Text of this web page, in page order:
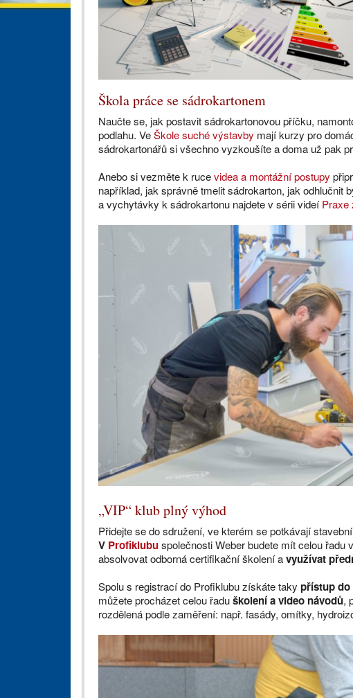
Škola práce se sádrokartonem
Naučte se, jak postavit sádrokartonovou příčku,
podlahu. VeŠkole suché výstavby mají kurzy pro
sádrokartonářů si všechno vyzkoušíte a doma už pak
Anebo si vezměte k rucevidea a montážní postupy
například, jak správně tmelit sádrokarton, jak odhlučnit
a vychytávky k sádrokartonu najdete v sérii videíPraxe
„VIP“ klub plný výhod
Přidejte se do sdružení, ve kterém se potkávají
V Profiklubuspolečnosti Weber budete mít celou řadu
absolvovat odborná certifikační školení avyužívat
Spolu s registrací do Profiklubu získáte taky přístup do
můžete procházet celou řaduškolení a video návodů,
rozdělená podle zaměření: např. fasády, omítky,